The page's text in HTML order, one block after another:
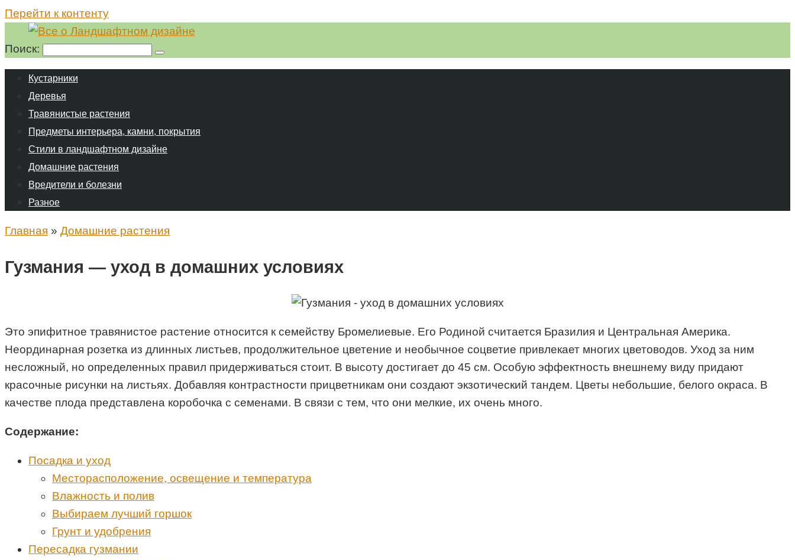
Перейти к контенту
Поиск:
Кустарники
Деревья
Травянистые растения
Предметы интерьера, камни, покрытия
Стили в ландшафтном дизайне
Домашние растения
Вредители и болезни
Разное
Главная » Домашние растения
Гузмания — уход в домашних условиях
Это эпифитное травянистое растение относится к семейству Бромелиевые. Его Родиной считается Бразилия и Центральная Америка.
Неординарная розетка из длинных листьев, продолжительное цветение и необычное соцветие привлекает многих цветоводов. Уход за ним
несложный, но определенных правил придерживаться стоит. В высоту достигает до 45 см. Особую эффектность внешнему виду придают
красочные рисунки на листьях. Добавляя контрастности прицветникам они создают экзотический тандем. Цветы небольшие, белого окраса. В
качестве плода представлена коробочка с семенами. В связи с тем, что они мелкие, их очень много.
Содержание:
Посадка и уход
Месторасположение, освещение и температура
Влажность и полив
Выбираем лучший горшок
Грунт и удобрения
Пересадка гузмании